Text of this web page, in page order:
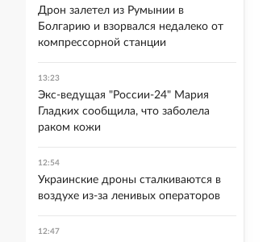
Дрон залетел из Румынии в
Болгарию и взорвался недалеко от
компрессорной станции
13:23
Экс-ведущая "России-24" Мария
Гладких сообщила, что заболела
раком кожи
12:54
Украинские дроны сталкиваются в
воздухе из-за ленивых операторов
12:47